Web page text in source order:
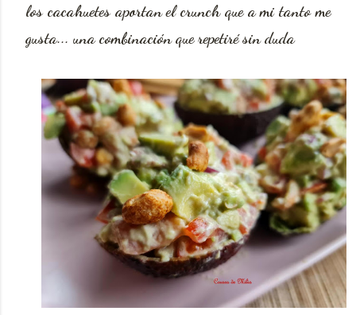
los cacahuetes aportan el crunch que a mi tanto me
gusta... una combinación que repetiré sin duda